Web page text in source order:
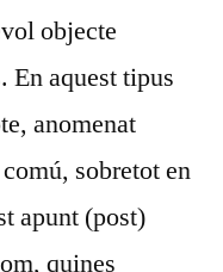
objecte
En aquest tipus
anomenat
sobretot en
apunt (post)
quines